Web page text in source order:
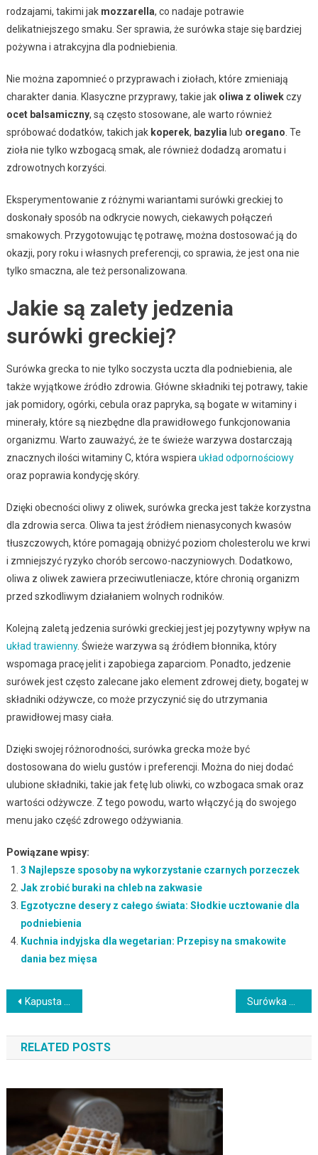
rodzajami, takimi jak mozzarella, co nadaje potrawie
delikatniejszego smaku. Ser sprawia, że surówka staje się bardziej
pożywna i atrakcyjna dla podniebienia.
Nie można zapomnieć o przyprawach i ziołach, które zmieniają
charakter dania. Klasyczne przyprawy, takie jak oliwa z oliwekczy
ocet balsamiczny, są często stosowane, ale warto również
spróbować dodatków, takich jak koperek, bazylia lub oregano . Te
zioła nie tylko wzbogacą smak, ale również dodadzą aromatu i
zdrowotnych korzyści.
Eksperymentowanie z różnymi wariantami surówki greckiej to
doskonały sposób na odkrycie nowych, ciekawych połączeń
smakowych. Przygotowując tę potrawę, można dostosować ją do
okazji, pory roku i własnych preferencji, co sprawia, że jest ona nie
tylko smaczna, ale też personalizowana.
Jakie są zalety jedzenia
surówki greckiej?
Surówka grecka to nie tylko soczysta uczta dla podniebienia, ale
także wyjątkowe źródło zdrowia. Główne składniki tej potrawy, takie
jak pomidory, ogórki, cebula oraz papryka, są bogate w witaminy i
minerały, które są niezbędne dla prawidłowego funkcjonowania
organizmu. Warto zauważyć, że te świeże warzywa dostarczają
znacznych ilości witaminy C, która wspiera układ odpornościowy
oraz poprawia kondycję skóry.
Dzięki obecności oliwy z oliwek, surówka grecka jest także korzystna
dla zdrowia serca. Oliwa ta jest źródłem nienasyconych kwasów
tłuszczowych, które pomagają obniżyć poziom cholesterolu we krwi
i zmniejszyć ryzyko chorób sercowo-naczyniowych. Dodatkowo,
oliwa z oliwek zawiera przeciwutleniacze, które chronią organizm
przed szkodliwym działaniem wolnych rodników.
Kolejną zaletą jedzenia surówki greckiej jest jej pozytywny wpływ na
układ trawienny. Świeże warzywa są źródłem błonnika, który
wspomaga pracę jelit i zapobiega zaparciom. Ponadto, jedzenie
surówek jest często zalecane jako element zdrowej diety, bogatej w
składniki odżywcze, co może przyczynić się do utrzymania
prawidłowej masy ciała.
Dzięki swojej różnorodności, surówka grecka może być
dostosowana do wielu gustów i preferencji. Można do niej dodać
ulubione składniki, takie jak fetę lub oliwki, co wzbogaca smak oraz
wartości odżywcze. Z tego powodu, warto włączyć ją do swojego
menu jako część zdrowego odżywiania.
Powiązane wpisy:
3 Najlepsze sposoby na wykorzystanie czarnych porzeczek
Jak zrobić buraki na chleb na zakwasie
Egzotyczne desery z całego świata: Słodkie ucztowanie dla
podniebienia
Kuchnia indyjska dla wegetarian: Przepisy na smakowite
dania bez mięsa
Nawigacja
wpisu
Kapusta pekińska: Uniwersalny składnik i pomysły na wykorzystanie w potrawach
RELATED POSTS